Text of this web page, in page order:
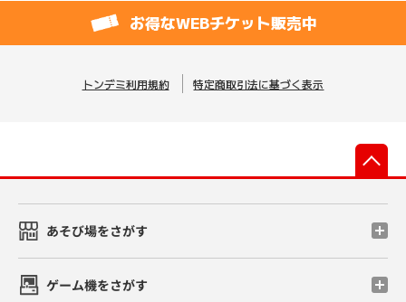
お得なWEBチケット販売中
トンデミ利用規約 特定商取引法に基づく表示
あそび場をさがす
ゲーム機をさがす